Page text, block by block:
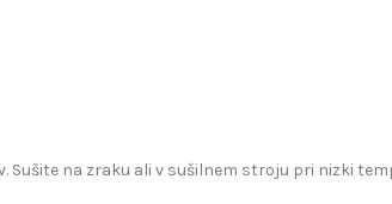
na zraku ali v sušilnem stroju pri nizki